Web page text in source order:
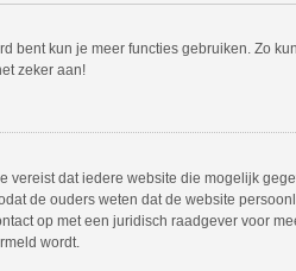
bent kun je meer functies gebruiken. Zo
zeker aan!
vereist dat iedere website die mogelijk
de ouders weten dat de website
op met een juridisch raadgever voor
wordt.